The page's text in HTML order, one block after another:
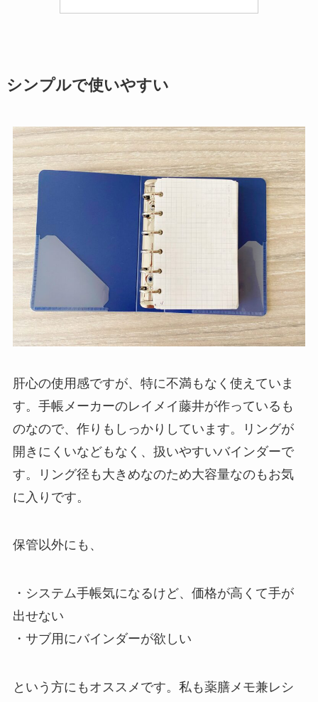
シンプルで使いやすい
肝心の使用感ですが、特に不満もなく使えていま
す。手帳メーカーのレイメイ藤井が作っているも
のなので、作りもしっかりしています。リングが
開きにくいなどもなく、扱いやすいバインダーで
す。リング径も大きめなのため大容量なのもお気
に入りです。
保管以外にも、
・システム手帳気になるけど、価格が高くて手が
出せない
・サブ用にバインダーが欲しい
という方にもオススメです。私も薬膳メモ兼レシ